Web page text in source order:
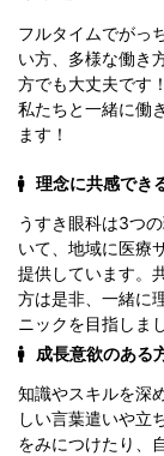
フルタイムでがっ
い方、多様な働き
方でも大丈夫です！
私たちと一緒に働
ます！
理念に共感でき
うすき眼科は3つ
いて、地域に医療
提供しています。
方は是非、一緒に
ニックを目指しま
成長意欲のある
知識やスキルを深
しい言葉遣いや立
をみにつけたり、